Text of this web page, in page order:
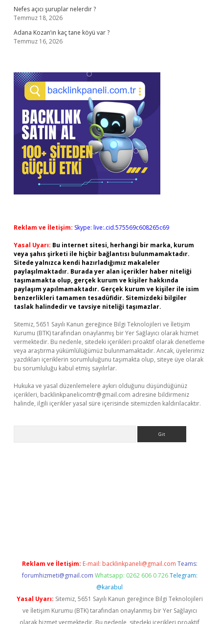
Nefes açıcı şuruplar nelerdir ?
Temmuz 18, 2026
Adana Kozan’ın kaç tane köyü var ?
Temmuz 16, 2026
Reklam ve İletişim: Skype: live:.cid.575569c608265c69
Yasal Uyarı: Bu internet sitesi, herhangi bir marka, kurum
veya şahıs şirketi ile hiçbir bağlantısı bulunmamaktadır.
Sitede yalnızca kendi hazırladığımız makaleler
paylaşılmaktadır. Burada yer alan içerikler haber niteliği
taşımamakta olup, gerçek kurum ve kişiler hakkında
paylaşım yapılmamaktadır. Gerçek kurum ve kişiler ile isim
benzerlikleri tamamen tesadüfidir. Sitemizdeki bilgiler
taslak halindedir ve tavsiye niteliği taşımazlar.
Sitemiz, 5651 Sayılı Kanun gereğince Bilgi Teknolojileri ve İletişim
Kurumu (BTK) tarafından onaylanmış bir Yer Sağlayıcı olarak hizmet
vermektedir. Bu nedenle, sitedeki içerikleri proaktif olarak denetleme
veya araştırma yükümlülüğümüz bulunmamaktadır. Ancak, üyelerimiz
yazdıkları içeriklerin sorumluluğunu taşımakta olup, siteye üye olarak
bu sorumluluğu kabul etmiş sayılırlar.
Hukuka ve yasal düzenlemelere aykırı olduğunu düşündüğünüz
içerikleri, backlinkpanelicomtr@gmail.com adresine bildirmeniz
halinde, ilgili içerikler yasal süre içerisinde sitemizden kaldırılacaktır.
Reklam ve İletişim: E-mail: backlinkpaneli@gmail.com Teams:
forumhizmeti@gmail.com Whatsapp: 0262 606 0 726 Telegram:
@karabul
Yasal Uyarı: Sitemiz, 5651 Sayılı Kanun gereğince Bilgi Teknolojileri
ve İletişim Kurumu (BTK) tarafından onaylanmış bir Yer Sağlayıcı
olarak hizmet vermektedir. Bu nedenle, sitedeki içerikleri proaktif